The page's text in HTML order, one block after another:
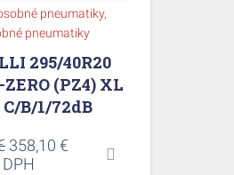
pneumatiky
pneumatiky
295/40R20
ZERO (PZ4) XL
C/B/1/72dB
Pôvodná
cena
358,10 € Aktuálna